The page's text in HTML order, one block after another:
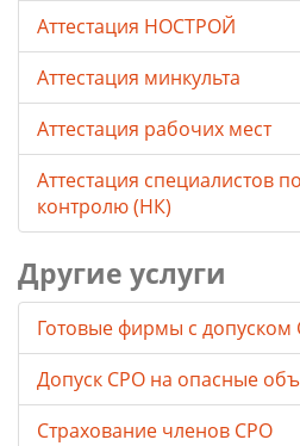
Аттестация НОСТРОЙ
Аттестация минкульта
Аттестация рабочих мест
Аттестация специалистов
контролю (НК)
Другие услуги
Готовые фирмы с допуском
Допуск СРО на опасные
Страхование членов СРО